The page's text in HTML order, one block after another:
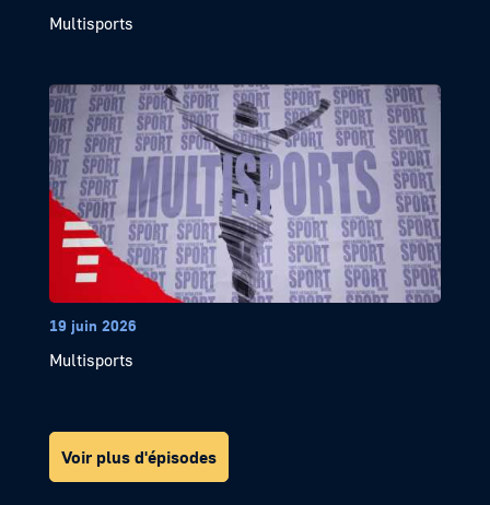
Multisports
19 juin 2026
Multisports
Voir plus d'épisodes